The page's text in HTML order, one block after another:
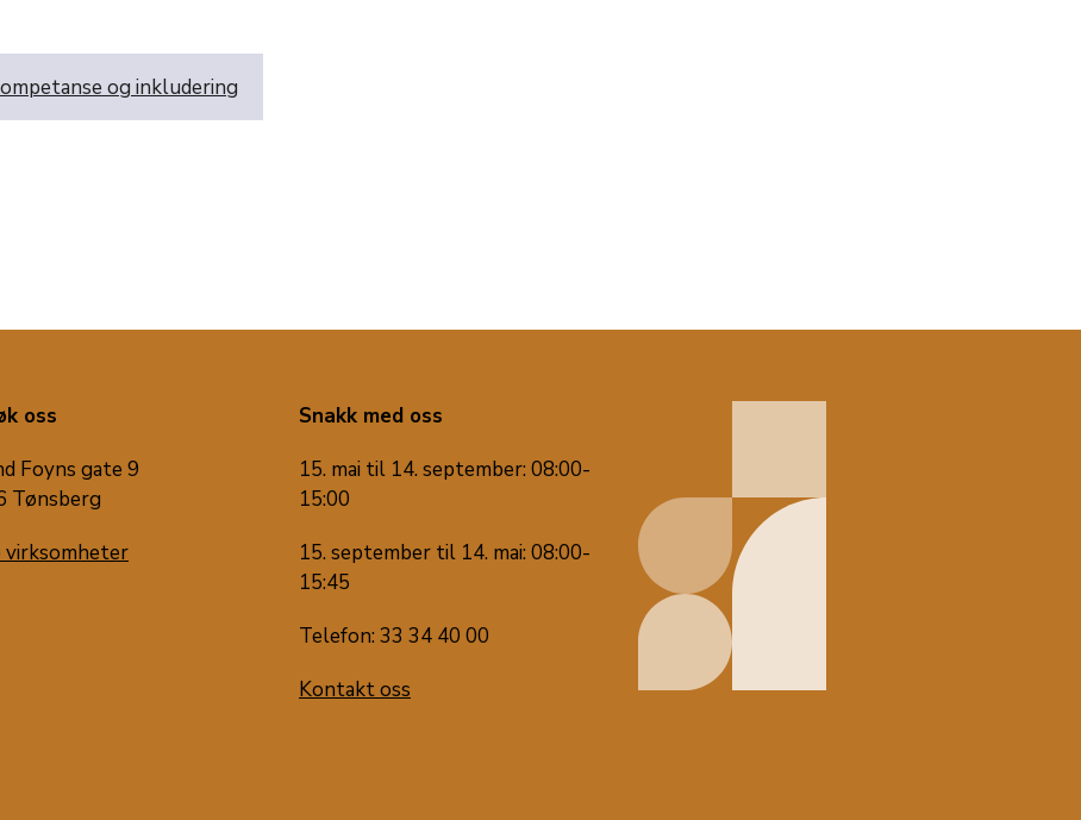
og inkludering
oss
Foyns gate 9
Tønsberg
virksomheter
Snakk med oss
15. mai til 14. september: 08:00-
15:00
15. september til 14. mai: 08:00-
15:45
Telefon: 33 34 40 00
Kontakt oss